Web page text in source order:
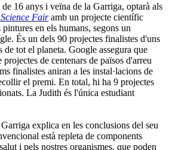
16 anys i veïna de la Garriga, optarà als
Fairamb un projecte científic
en els humans, segons un
És un dels 90 projectes finalistes d'uns
de tot el planeta. Google assegura que
de centenars de països d'arreu
finalistes aniran a les instal·lacions de
el premi. En total, hi ha 9 projectes
La Judith és l'única estudiant
explica en les conclusions del seu
està repleta de components
i pels nostres organismes, que poden